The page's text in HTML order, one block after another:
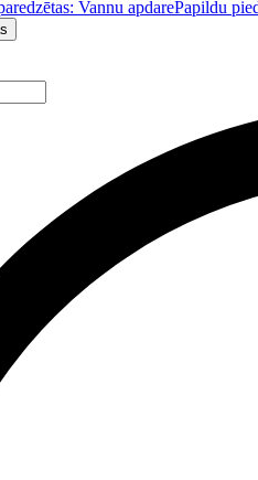
Vannu apdarePapildu